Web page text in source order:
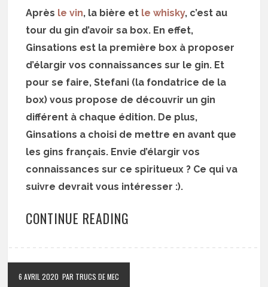
Après le vin, la bière et le whisky, c’est au
tour du gin d’avoir sa box. En effet,
Ginsations est la première box à proposer
d’élargir vos connaissances sur le gin. Et
pour se faire, Stefani (la fondatrice de la
box) vous propose de découvrir un gin
différent à chaque édition. De plus,
Ginsations a choisi de mettre en avant que
les gins français. Envie d’élargir vos
connaissances sur ce spiritueux ? Ce qui va
suivre devrait vous intéresser :).
CONTINUE READING
6 AVRIL 2020 PAR TRUCS DE MEC